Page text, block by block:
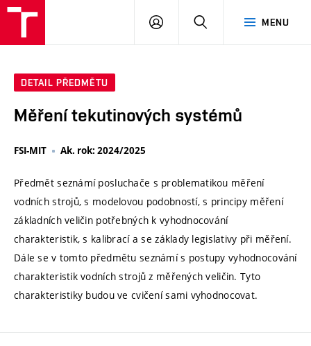
MENU
PŘIHLÁSIT
DETAIL PŘEDMĚTU
Měření tekutinových systémů
FSI-MIT Ak. rok: 2024/2025
Předmět seznámí posluchače s problematikou měření
vodních strojů, s modelovou podobností, s principy měření
základních veličin potřebných k vyhodnocování
charakteristik, s kalibrací a se základy legislativy při měření.
Dále se v tomto předmětu seznámí s postupy vyhodnocování
charakteristik vodních strojů z měřených veličin. Tyto
charakteristiky budou ve cvičení sami vyhodnocovat.